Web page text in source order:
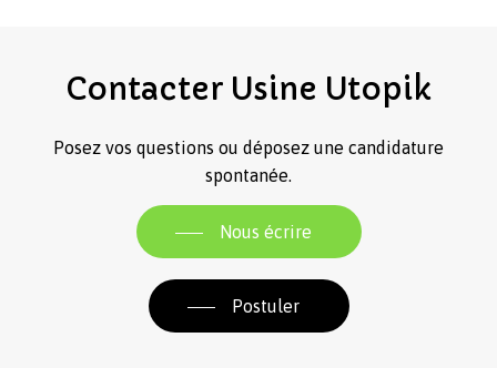
Contacter Usine Utopik
Posez vos questions ou déposez une candidature
spontanée.
Nous écrire
Postuler